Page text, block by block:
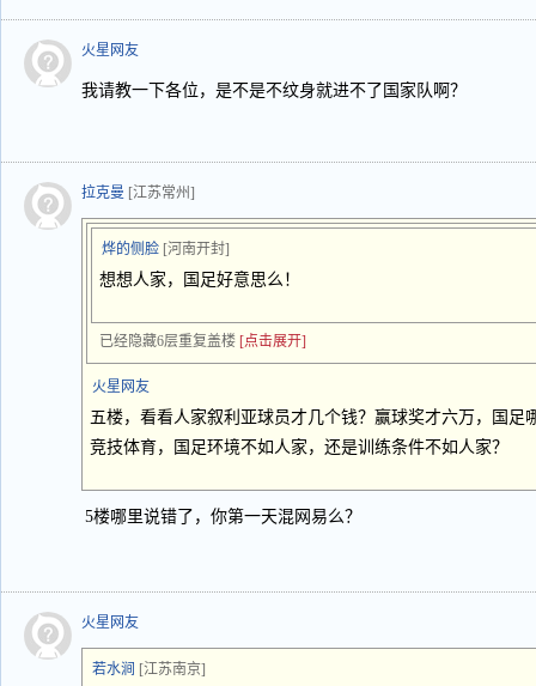
火星网友
我请教一下各位，是不是不纹身就进不了国家队啊？
拉克曼 [江苏常州]
烨的侧脸 [河南开封]
想想人家，国足好意思么！
已经隐藏6层重复盖楼 [点击展开]
火星网友
五楼，看看人家叙利亚球员才几个钱？赢球奖才六万，国足
竞技体育，国足环境不如人家，还是训练条件不如人家？
5楼哪里说错了，你第一天混网易么？
火星网友
若水涧 [江苏南京]